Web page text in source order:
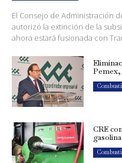
El Consejo de Administración
autorizó la extinción de la
ahora estará fusionada con
Pemex,
CRE